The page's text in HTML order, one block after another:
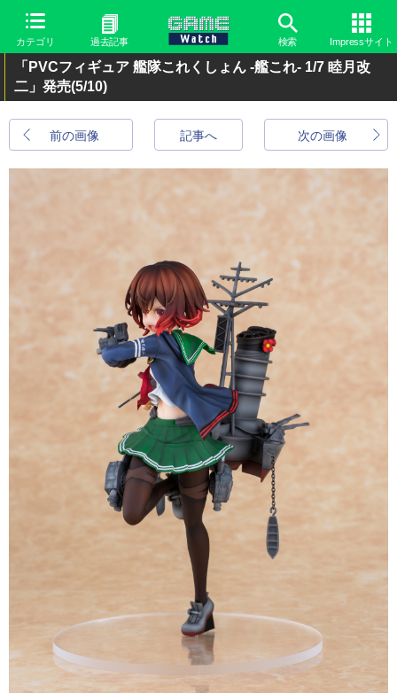
カテゴリ 過去記事 検索 Impressサイト
「PVCフィギュア 艦隊これくしょん -艦これ- 1/7 睦月改
二」発売(5/10)
前の画像 次の画像
記事へ